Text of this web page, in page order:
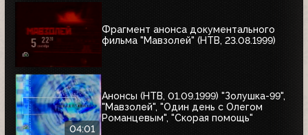
Фрагмент анонса документального
фильма "Мавзолей" (НТВ, 23.08.1999)
04:01
Анонсы (НТВ, 01.09.1999) "Золушка-99",
"Мавзолей", "Один день с Олегом
Романцевым", "Скорая помощь"